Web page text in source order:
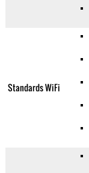
Standards WiFi